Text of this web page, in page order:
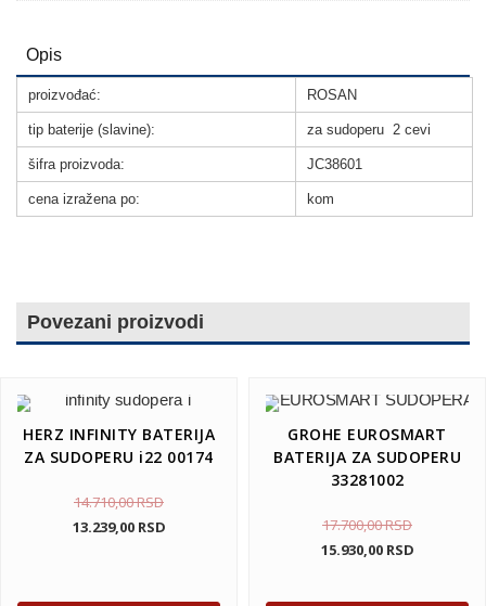
Opis
proizvođać: ROSAN
tip baterije (slavine): za sudoperu 2 cevi
šifra proizvoda: JC38601
cena izražena po: kom
Povezani proizvodi
HERZ INFINITY BATERIJA
ZA SUDOPERU i22 00174
14.710,00RSD
13.239,00 RSD
GROHE EUROSMART
BATERIJA ZA SUDOPERU
33281002
17.700,00RSD
15.930,00 RSD